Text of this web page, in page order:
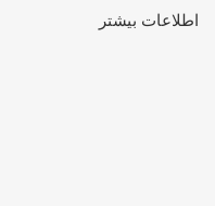
اطلاعات بیشتر